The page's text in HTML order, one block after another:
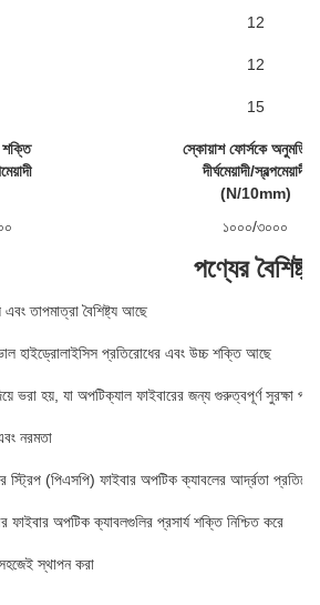
12
12
15
শক্তি
স্কোয়াশ ফোর্সকে অনুমতি
দীর্ঘমেয়াদী/স্বল্পমেয়াদী
(N/10mm)
১০০০/৩০০০
পণ্যের বৈশিষ্ট্য
এবং তাপমাত্রা বৈশিষ্ট্য আছে
হাইড্রোলাইসিস প্রতিরোধের এবং উচ্চ শক্তি আছে
ভরা হয়, যা অপটিক্যাল ফাইবারের জন্য গুরুত্বপূর্ণ সুরক্ষা
নরমতা
স্ট্রিপ (পিএসপি) ফাইবার অপটিক ক্যাবলের আর্দ্রতা
ফাইবার অপটিক ক্যাবলগুলির প্রসার্য শক্তি নিশ্চিত করে
স্থাপন করা